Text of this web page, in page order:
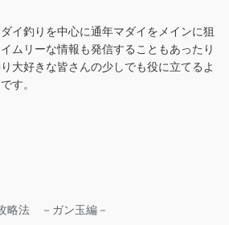
イ釣りを中心に通年マダイをメインに狙
ムリーな情報も発信することもあったり
大好きな皆さんの少しでも役に立てるよ
す。
略法 －ガン玉編－